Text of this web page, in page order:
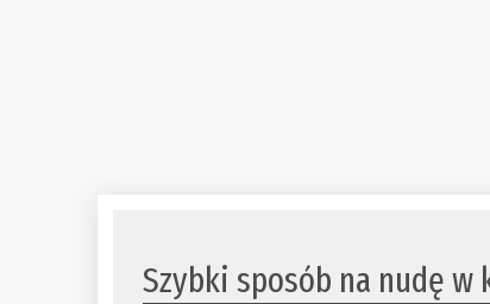
Szybki sposób na nudę w